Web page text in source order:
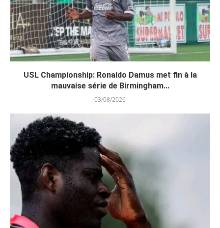
USL Championship: Ronaldo Damus met fin à la
mauvaise série de Birmingham...
03/08/2026